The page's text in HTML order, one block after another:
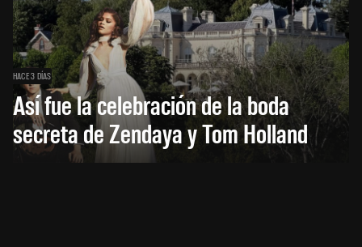
HACE 3 DÍAS
Así fue la celebración de la boda
secreta de Zendaya y Tom Holland